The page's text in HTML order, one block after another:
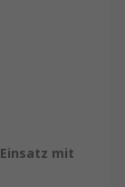
mit